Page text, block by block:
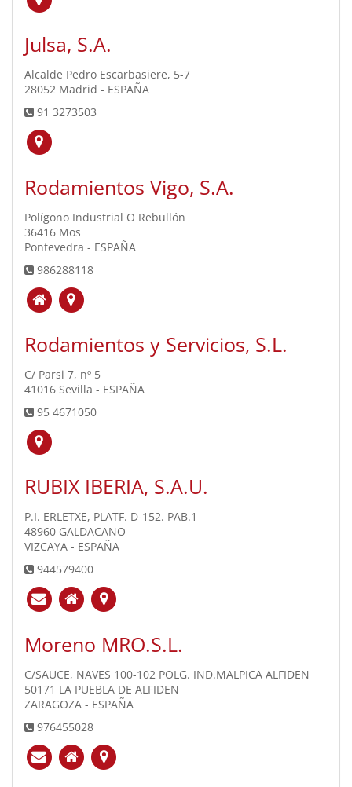
Julsa, S.A.
Alcalde Pedro Escarbasiere, 5-7
28052 Madrid - ESPAÑA
91 3273503
Rodamientos Vigo, S.A.
Polígono Industrial O Rebullón
36416 Mos
Pontevedra - ESPAÑA
986288118
Rodamientos y Servicios, S.L.
C/ Parsi 7, nº 5
41016 Sevilla - ESPAÑA
95 4671050
RUBIX IBERIA, S.A.U.
P.I. ERLETXE, PLATF. D-152. PAB.1
48960 GALDACANO
VIZCAYA - ESPAÑA
944579400
Moreno MRO.S.L.
C/SAUCE, NAVES 100-102 POLG. IND.MALPICA ALFIDEN
50171 LA PUEBLA DE ALFIDEN
ZARAGOZA - ESPAÑA
976455028